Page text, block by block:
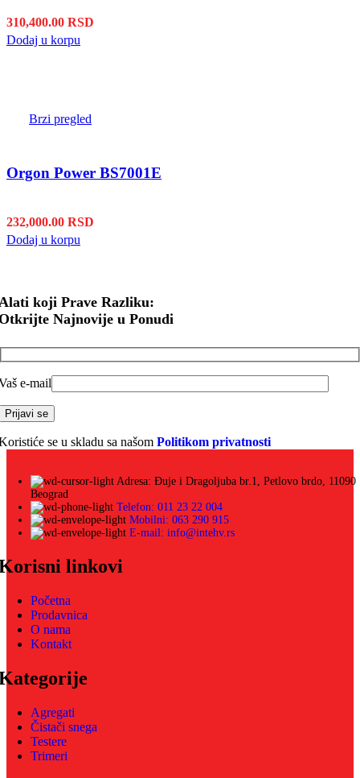
310,400.00 RSD
Dodaj u korpu
Brzi pregled
Orgon Power BS7001E
232,000.00 RSD
Dodaj u korpu
koji Prave Razliku:
Najnovije u Ponudi
e-mail
se u skladu sa našom Politikom privatnosti
Adresa: Đuje i Dragoljuba br.1, Petlovo brdo, 11090
Beograd
Telefon: 011 23 22 004
Mobilni: 063 290 915
E-mail: info@intehv.rs
linkovi
Početna
Prodavnica
O nama
Kontakt
Agregati
Čistači snega
Testere
Trimeri